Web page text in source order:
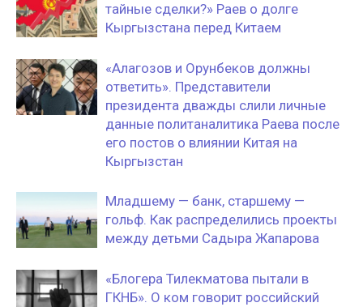
тайные сделки?» Раев о долге
Кыргызстана перед Китаем
«Алагозов и Орунбеков должны
ответить». Представители
президента дважды слили личные
данные политаналитика Раева после
его постов о влиянии Китая на
Кыргызстан
Младшему — банк, старшему —
гольф. Как распределились проекты
между детьми Садыра Жапарова
«Блогера Тилекматова пытали в
ГКНБ». О ком говорит российский